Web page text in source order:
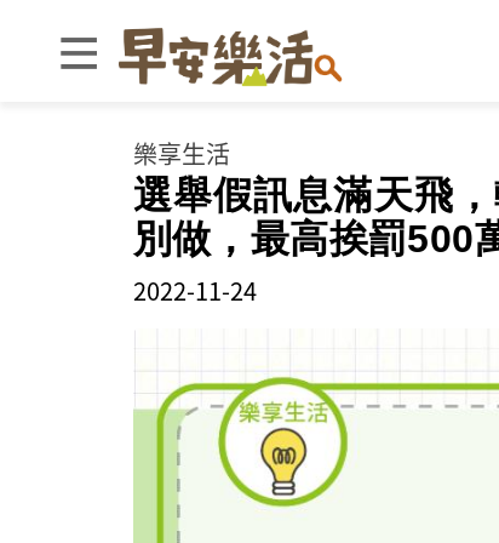
樂享生活
選舉假訊息滿天飛
別做，最高挨罰500
2022-11-24